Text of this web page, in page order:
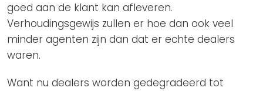
goed aan de klant kan afleveren.
Verhoudingsgewijs zullen er hoe dan ook veel
minder agenten zijn dan dat er echte dealers
waren.
Want nu dealers worden gedegradeerd tot